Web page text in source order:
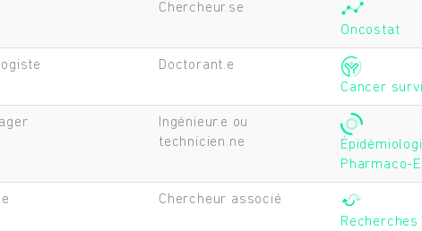
Chercheur.se
Oncostat
Doctorant.e
Cancer
Ingénieur.e ou
technicien.ne
Pharmaco-
Chercheur associé